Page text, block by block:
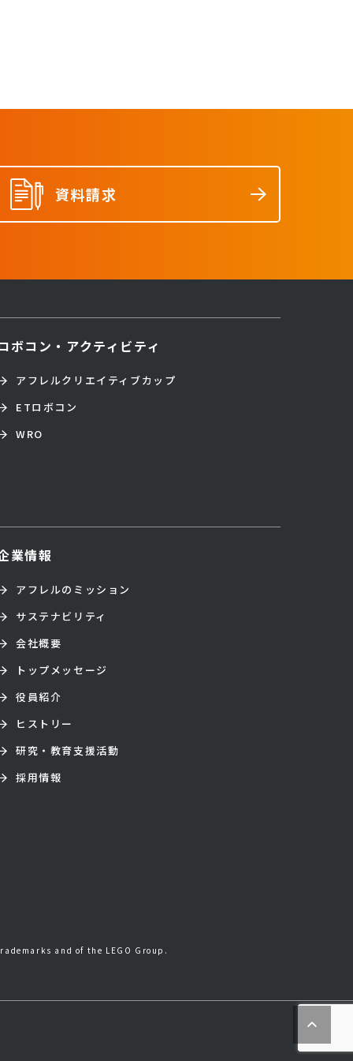
資料請求
ボコン・アクティビティ
アフレルクリエイティブカップ
ETロボコン
WRO
業情報
アフレルのミッション
サステナビリティ
会社概要
トップメッセージ
役員紹介
ヒストリー
研究・教育支援活動
採用情報
and of the LEGO Group.